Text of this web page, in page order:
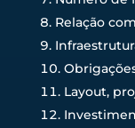
Relação
Layout,